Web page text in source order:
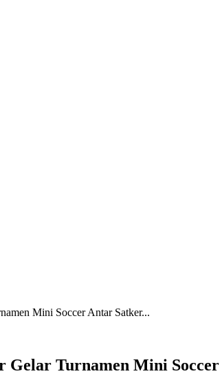
Mini Soccer Antar Satker...
Turnamen Mini